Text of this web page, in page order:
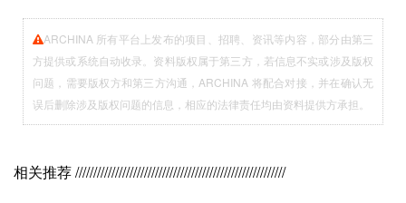
ARCHINA 所有平台上发布的项目、招聘、资讯等内容，部分由第三
方提供或系统自动收录。资料版权属于第三方，若信息不实或涉及版权
问题，需要版权方和第三方沟通，ARCHINA 将配合对接，并在确认无
误后删除涉及版权问题的信息，相应的法律责任均由资料提供方承担。
相关推荐//////////////////////////////////////////////////////////